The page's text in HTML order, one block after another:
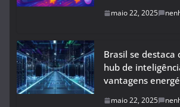
maio 22, 2025
Brasil se destaca
hub de
vantagens
maio 22, 2025